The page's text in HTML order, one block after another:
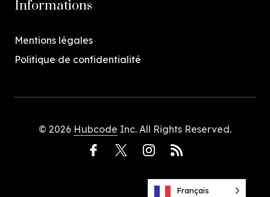
Informations
Mentions légales
Politique de confidentialité
© 2026 Hubcode Inc. All Rights Reserved.
Français